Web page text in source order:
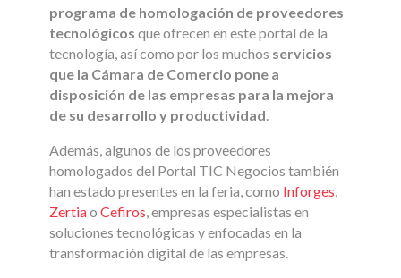
programa de homologación de proveedores
tecnológicos que ofrecen en este portal de la
tecnología, así como por los muchos servicios
que la Cámara de Comercio pone a
disposición de las empresas para la mejora
de su desarrollo y productividad.
Además, algunos de los proveedores
homologados del Portal TIC Negocios también
han estado presentes en la feria, como Inforges,
Zertiao Cefiros, empresas especialistas en
soluciones tecnológicas y enfocadas en la
transformación digital de las empresas.